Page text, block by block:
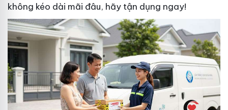
không kéo dài mãi đâu, hãy tận dụng ngay!